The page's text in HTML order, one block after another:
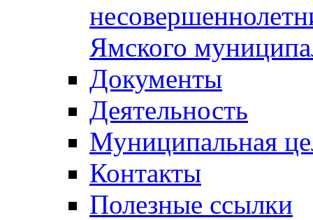
Ямского
Документы
Деятельность
Муниципальная
Контакты
Полезные ссылки